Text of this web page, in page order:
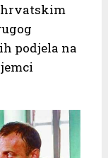
hrvatskim
podjela na